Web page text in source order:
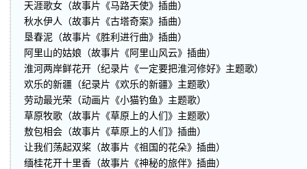
天涯歌女（故事片《马路天使》插曲）
秋水伊人（故事片《古塔奇案》插曲）
垦春泥（故事片《胜利进行曲》插曲）
阿里山的姑娘（故事片《阿里山风云》插曲）
淮河两岸鲜花开（纪录片《一定要把淮河修好》主题歌）
欢乐的新疆（纪录片《欢乐的新疆》主题歌）
劳动最光荣（动画片《小猫钓鱼》主题歌）
草原牧歌（故事片《草原上的人们》主题歌）
敖包相会（故事片《草原上的人们》插曲）
让我们荡起双桨（故事片《祖国的花朵》插曲）
缅桂花开十里香（故事片《神秘的旅伴》插曲）